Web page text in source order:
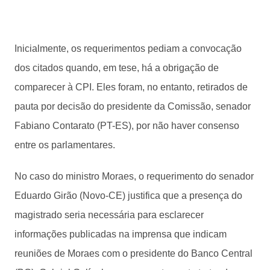
Inicialmente, os requerimentos pediam a convocação
dos citados quando, em tese, há a obrigação de
comparecer à CPI. Eles foram, no entanto, retirados de
pauta por decisão do presidente da Comissão, senador
Fabiano Contarato (PT-ES), por não haver consenso
entre os parlamentares.
No caso do ministro Moraes, o requerimento do senador
Eduardo Girão (Novo-CE) justifica que a presença do
magistrado seria necessária para esclarecer
informações publicadas na imprensa que indicam
reuniões de Moraes com o presidente do Banco Central